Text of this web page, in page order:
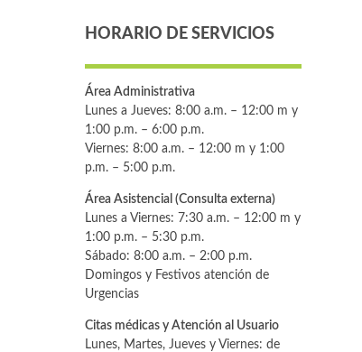
HORARIO DE SERVICIOS
Área Administrativa
Lunes a Jueves: 8:00 a.m. – 12:00 m y
1:00 p.m. – 6:00 p.m.
Viernes: 8:00 a.m. – 12:00 m y 1:00
p.m. – 5:00 p.m.
Área Asistencial (Consulta externa)
Lunes a Viernes: 7:30 a.m. – 12:00 m y
1:00 p.m. – 5:30 p.m.
Sábado: 8:00 a.m. – 2:00 p.m.
Domingos y Festivos atención de
Urgencias
Citas médicas y Atención al Usuario
Lunes, Martes, Jueves y Viernes: de